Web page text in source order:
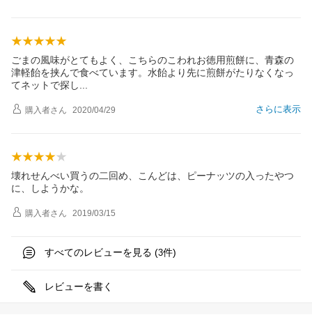
ごまの風味がとてもよく、こちらのこわれお徳用煎餅に、青森の
津軽飴を挟んで食べています。水飴より先に煎餅がたりなくなっ
てネットで探 し
さらに表示
購入者さん 2020/04/29
壊れせんべい買うの二回め、こんどは、ピーナッツの入ったやつ
に、しようかな。
購入者さん 2019/03/15
すべてのレビューを見る (3件)
レビューを書く